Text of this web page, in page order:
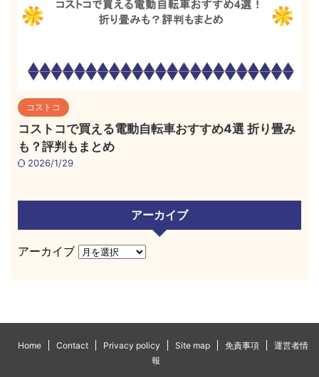
コストコ
コストコで買える電動自転車おすすめ4選 折り畳み
も？評判もまとめ
2026/1/29
アーカイブ
アーカイブ
Home Contact Privacy policy Site map 免責事項
運営者情
報